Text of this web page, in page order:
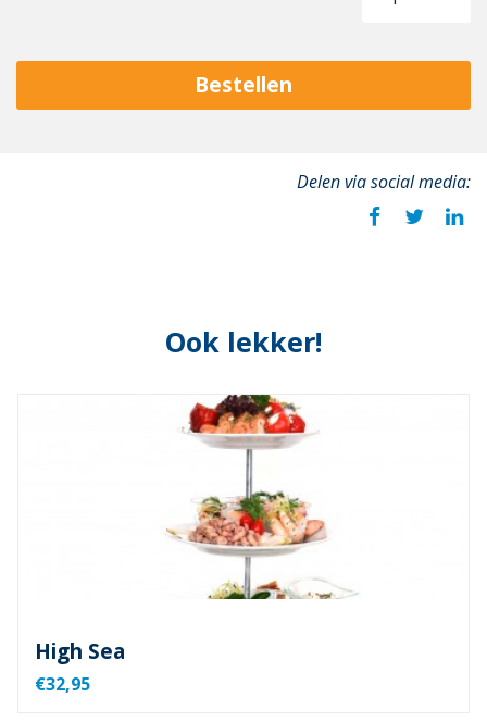
Bestellen
Delen via social media:
Ook lekker!
High Sea
€32,95